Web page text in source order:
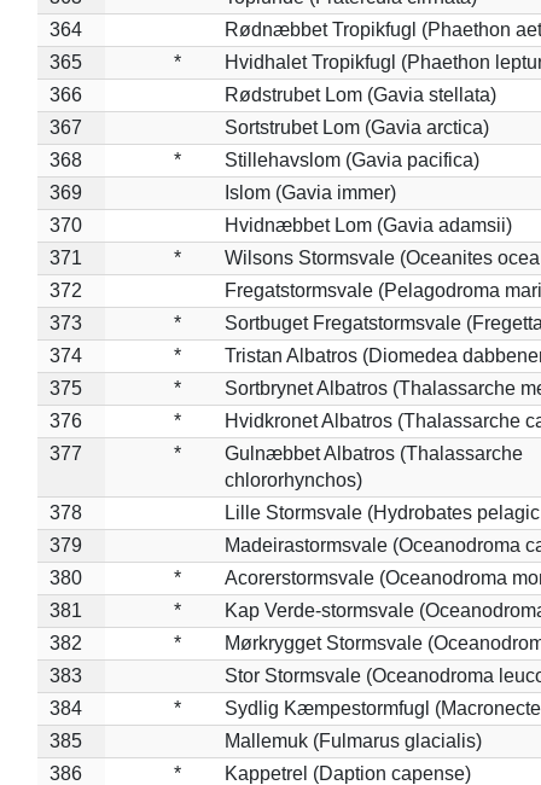
364
Rødnæbbet Tropikfugl (Phaethon
365
*
Hvidhalet Tropikfugl (Phaethon
366
Rødstrubet Lom (Gavia stellata)
367
Sortstrubet Lom (Gavia arctica)
368
*
Stillehavslom (Gavia pacifica)
369
Islom (Gavia immer)
370
Hvidnæbbet Lom (Gavia adamsii)
371
*
Wilsons Stormsvale (Oceanites
372
Fregatstormsvale (Pelagodroma
373
*
Sortbuget Fregatstormsvale
374
*
Tristan Albatros (Diomedea
375
*
Sortbrynet Albatros (Thalassarche
376
*
Hvidkronet Albatros (Thalassarche
377
*
Gulnæbbet Albatros (Thalassarche
chlororhynchos)
378
Lille Stormsvale (Hydrobates
379
Madeirastormsvale (Oceanodroma
380
*
Acorerstormsvale (Oceanodroma
381
*
Kap Verde-stormsvale
382
*
Mørkrygget Stormsvale
383
Stor Stormsvale (Oceanodroma
384
*
Sydlig Kæmpestormfugl
385
Mallemuk (Fulmarus glacialis)
386
*
Kappetrel (Daption capense)